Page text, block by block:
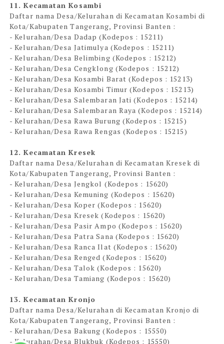
11. Kecamatan Kosambi
Daftar nama Desa/Kelurahan di Kecamatan Kosambi di
Kota/Kabupaten Tangerang, Provinsi Banten :
- Kelurahan/Desa Dadap (Kodepos : 15211)
- Kelurahan/Desa Jatimulya (Kodepos : 15211)
- Kelurahan/Desa Belimbing (Kodepos : 15212)
- Kelurahan/Desa Cengklong (Kodepos : 15212)
- Kelurahan/Desa Kosambi Barat (Kodepos : 15213)
- Kelurahan/Desa Kosambi Timur (Kodepos : 15213)
- Kelurahan/Desa Salembaran Jati (Kodepos : 15214)
- Kelurahan/Desa Salembaran Raya (Kodepos : 15214)
- Kelurahan/Desa Rawa Burung (Kodepos : 15215)
- Kelurahan/Desa Rawa Rengas (Kodepos : 15215)
12. Kecamatan Kresek
Daftar nama Desa/Kelurahan di Kecamatan Kresek di
Kota/Kabupaten Tangerang, Provinsi Banten :
- Kelurahan/Desa Jengkol (Kodepos : 15620)
- Kelurahan/Desa Kemuning (Kodepos : 15620)
- Kelurahan/Desa Koper (Kodepos : 15620)
- Kelurahan/Desa Kresek (Kodepos : 15620)
- Kelurahan/Desa Pasir Ampo (Kodepos : 15620)
- Kelurahan/Desa Patra Sana (Kodepos : 15620)
- Kelurahan/Desa Ranca Ilat (Kodepos : 15620)
- Kelurahan/Desa Renged (Kodepos : 15620)
- Kelurahan/Desa Talok (Kodepos : 15620)
- Kelurahan/Desa Tamiang (Kodepos : 15620)
13. Kecamatan Kronjo
Daftar nama Desa/Kelurahan di Kecamatan Kronjo di
Kota/Kabupaten Tangerang, Provinsi Banten :
- Kelurahan/Desa Bakung (Kodepos : 15550)
- Kelurahan/Desa Blukbuk (Kodepos : 15550)